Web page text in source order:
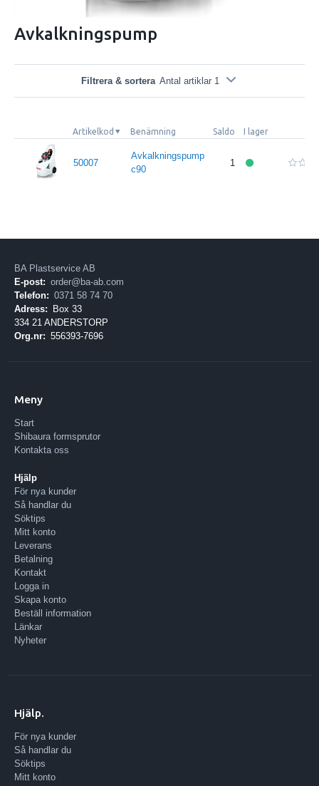
Avkalkningspump
Filtrera & sortera Antal artiklar 1
Artikelkod Benämning Saldo I lager
50007
Avkalkningspump
c90
1
BA Plastservice AB
E-post: order@ba-ab.com
Telefon: 0371 58 74 70
Adress:
Box 33
334 21 ANDERSTORP
Org.nr: 556393-7696
Meny
Start
Shibaura formsprutor
Kontakta oss
Hjälp
För nya kunder
Så handlar du
Söktips
Mitt konto
Leverans
Betalning
Kontakt
Logga in
Skapa konto
Beställ information
Länkar
Nyheter
Hjälp.
För nya kunder
Så handlar du
Söktips
Mitt konto